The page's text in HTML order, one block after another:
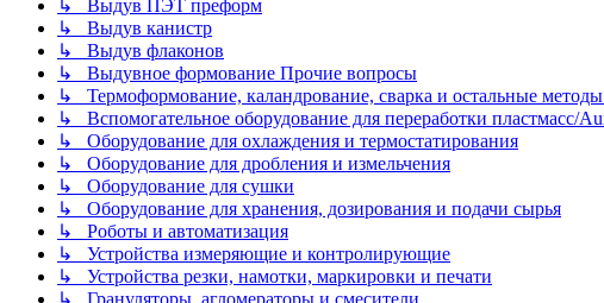
↳ Выдув ПЭТ преформ
↳ Выдув канистр
↳ Выдув флаконов
↳ Выдувное формование Прочие вопросы
↳ Термоформование, каландрование, сварка и остальные
↳ Вспомогательное оборудование для переработки пластмасс/
↳ Оборудование для охлаждения и термостатирования
↳ Оборудование для дробления и измельчения
↳ Оборудование для сушки
↳ Оборудование для хранения, дозирования и подачи сырья
↳ Роботы и автоматизация
↳ Устройства измеряющие и контролирующие
↳ Устройства резки, намотки, маркировки и печати
↳ Грануляторы, агломераторы и смесители